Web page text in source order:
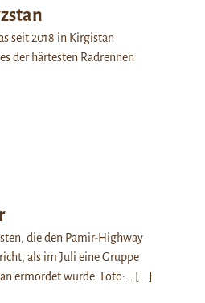
seit 2018 in Kirgistan
der härtesten Radrennen
die den Pamir-Highway
als im Juli eine Gruppe
ermordet wurde. Foto:…
[...]